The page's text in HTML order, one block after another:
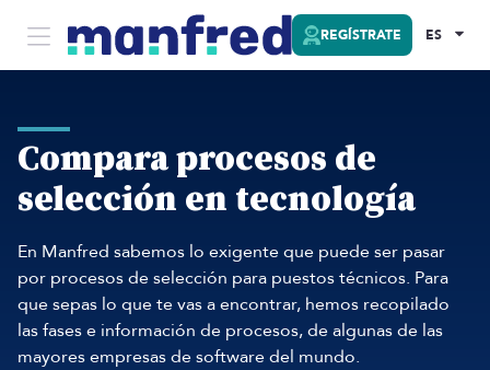
REGÍSTRATE ES
Compara procesos de
selección en tecnología
En Manfred sabemos lo exigente que puede ser pasar
por procesos de selección para puestos técnicos. Para
que sepas lo que te vas a encontrar, hemos recopilado
las fases e información de procesos, de algunas de las
mayores empresas de software del mundo.